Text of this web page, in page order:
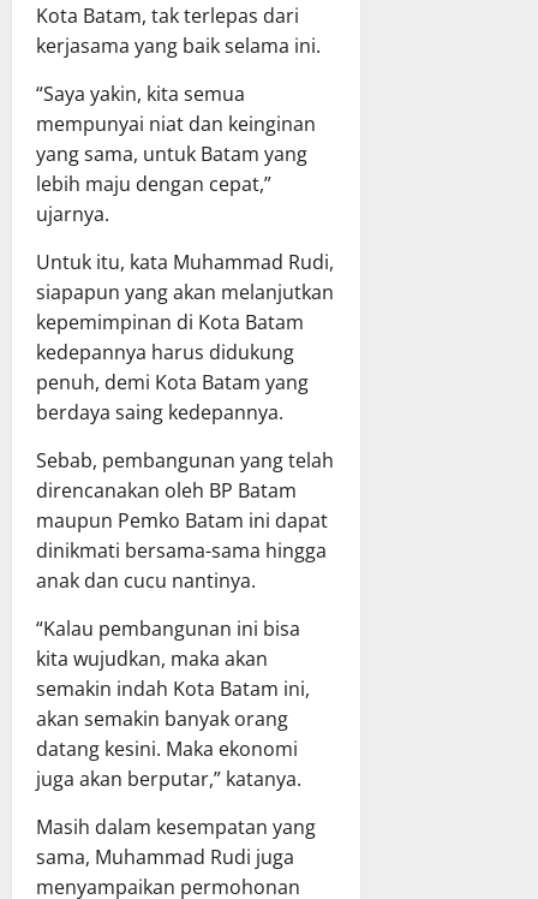
Kota Batam, tak terlepas dari
kerjasama yang baik selama ini.
“Saya yakin, kita semua
mempunyai niat dan keinginan
yang sama, untuk Batam yang
lebih maju dengan cepat,”
ujarnya.
Untuk itu, kata Muhammad Rudi,
siapapun yang akan melanjutkan
kepemimpinan di Kota Batam
kedepannya harus didukung
penuh, demi Kota Batam yang
berdaya saing kedepannya.
Sebab, pembangunan yang telah
direncanakan oleh BP Batam
maupun Pemko Batam ini dapat
dinikmati bersama-sama hingga
anak dan cucu nantinya.
“Kalau pembangunan ini bisa
kita wujudkan, maka akan
semakin indah Kota Batam ini,
akan semakin banyak orang
datang kesini. Maka ekonomi
juga akan berputar,” katanya.
Masih dalam kesempatan yang
sama, Muhammad Rudi juga
menyampaikan permohonan